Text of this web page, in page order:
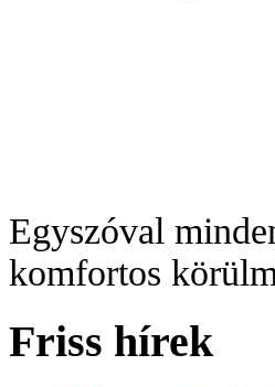
Egyszóval
komfortos
Friss hírek